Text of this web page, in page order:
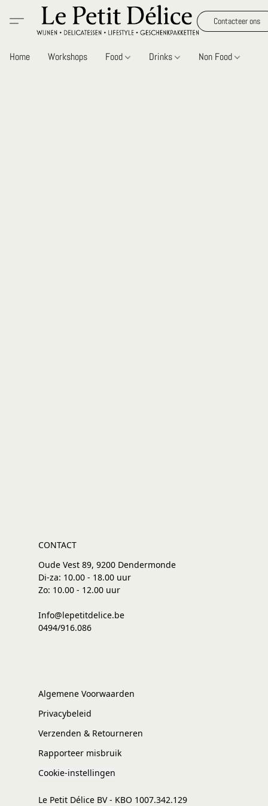
Contacteer ons
Home Workshops Food Drinks Non Food
CONTACT
Oude Vest 89, 9200 Dendermonde
Di-za: 10.00 - 18.00 uur
Zo: 10.00 - 12.00 uur
Info@lepetitdelice.be
0494/916.086
Algemene Voorwaarden
Privacybeleid
Verzenden & Retourneren
Rapporteer misbruik
Cookie-instellingen
Le Petit Délice BV - KBO 1007.342.129